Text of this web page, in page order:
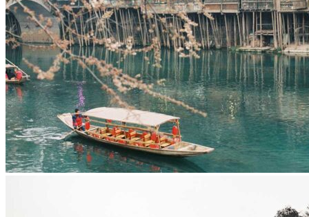
Notre sélection d’hôtels en Chine
Météo & climat
Obtention Visa Voyage Chine
Comment communiquer depuis la Chine ?
Maîtrisez les mots essentiels
Transports en Chine
Vols directs vers la Chine
Voyager en train
Voyager en Chine avec votre drone
Vaccins pour votre voyage en Chine
Mal des montagnes